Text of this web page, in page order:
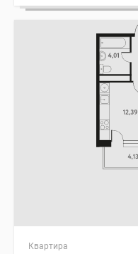
Квартира